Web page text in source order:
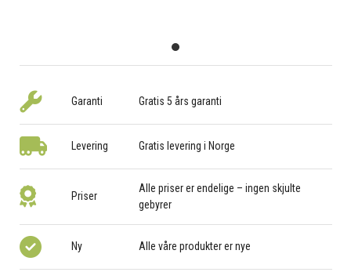
Garanti Gratis 5 års garanti
Levering Gratis levering i Norge
Priser
Alle priser er endelige – ingen skjulte
gebyrer
Ny Alle våre produkter er nye